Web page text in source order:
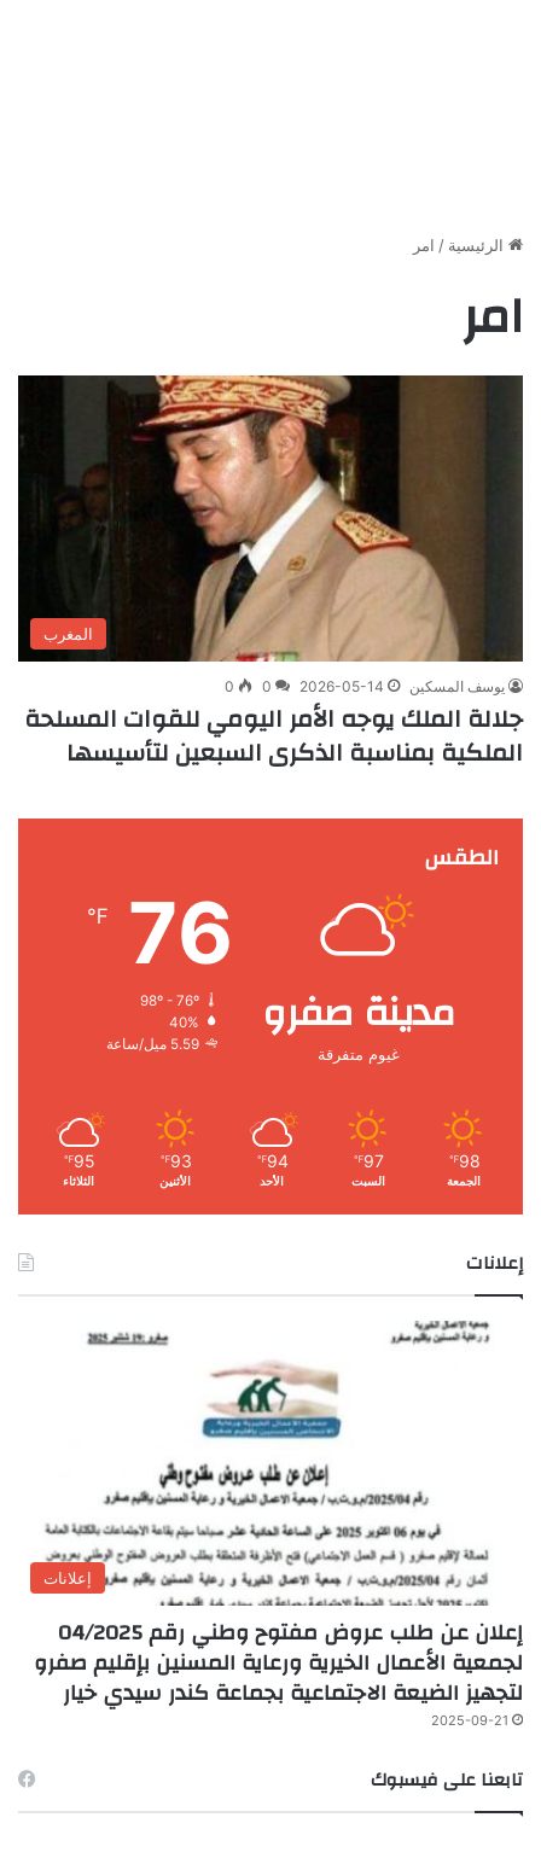
الرئيسية / امر
امر
المغرب
يوسف المسكين 2026-05-14
0
0
جلالة الملك يوجه الأمر اليومي للقوات المسلحة
الملكية بمناسبة الذكرى السبعين لتأسيسها
الطقس
مدينة صفرو
غيوم متفرقة
76
℉
98º - 76º
40%
5.59 ميل/ساعة
98
℉
الجمعة
97
℉
السبت
94
℉
الأحد
93
℉
الأثنين
95
℉
الثلاثاء
إعلانات
إعلانات
إعلان عن طلب عروض مفتوح وطني رقم 04/2025
لجمعية الأعمال الخيرية ورعاية المسنين بإقليم صفرو
لتجهيز الضيعة الاجتماعية بجماعة كندر سيدي خيار
2025-09-21
تابعنا على فيسبوك